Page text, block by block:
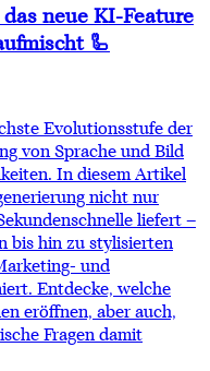
neue KI-Feature
🦾
Evolutionsstufe der
von Sprache und Bild
In diesem Artikel
nicht nur
liefert –
bis hin zu stylisierten
und
Entdecke, welche
eröffnen, aber auch,
Fragen damit